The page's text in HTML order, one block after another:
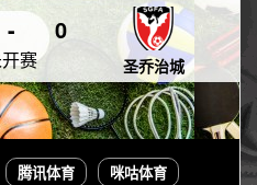
- 0
圣乔治城
赛
腾讯体育 咪咕体育